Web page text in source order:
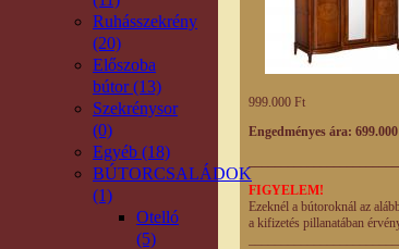
Ruhásszekrény
(20)
Előszoba
bútor (13)
Szekrénysor
(0)
Egyéb (18)
BÚTORCSALÁDOK
(1)
Otelló
(5)
999.000 Ft
Engedményes ára:
FIGYELEM!
Ezeknél a bútoroknál az
a kifizetés pillanatában